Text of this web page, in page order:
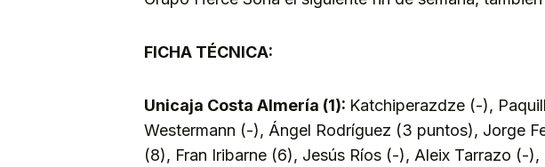
FICHA TÉCNICA:
Unicaja Costa Almería (1): Katchiperazdze (-),
Westermann (-), Ángel Rodríguez (3 puntos), Jorge
(8), Fran Iribarne (6), Jesús Ríos (-), Aleix Tarrazo (-